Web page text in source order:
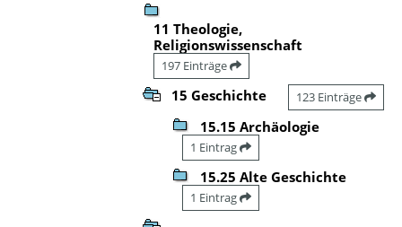
11 Theologie,
Religionswissenschaft
197 Einträge
15 Geschichte 123 Einträge
15.15 Archäologie
1 Eintrag
15.25 Alte Geschichte
1 Eintrag